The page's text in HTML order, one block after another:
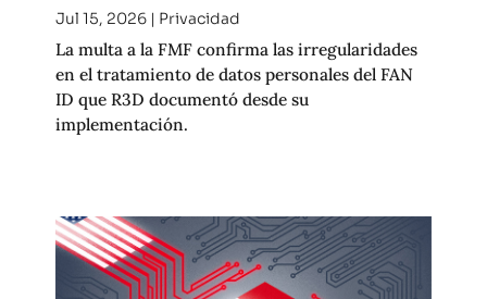
Jul 15, 2026| Privacidad
La multa a la FMF confirma las irregularidades
en el tratamiento de datos personales del FAN
ID que R3D documentó desde su
implementación.